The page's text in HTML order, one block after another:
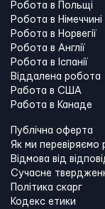
Робота в Польщі
Робота в Німеччині
Робота в Норвегії
Робота в Англії
Робота в Іспанії
Віддалена робота
Работа в США
Работа в Канадe
Публічна оферта
Як ми перевіряємо
Відмова від
Сучасне
Політика скарг
Кодекс етики